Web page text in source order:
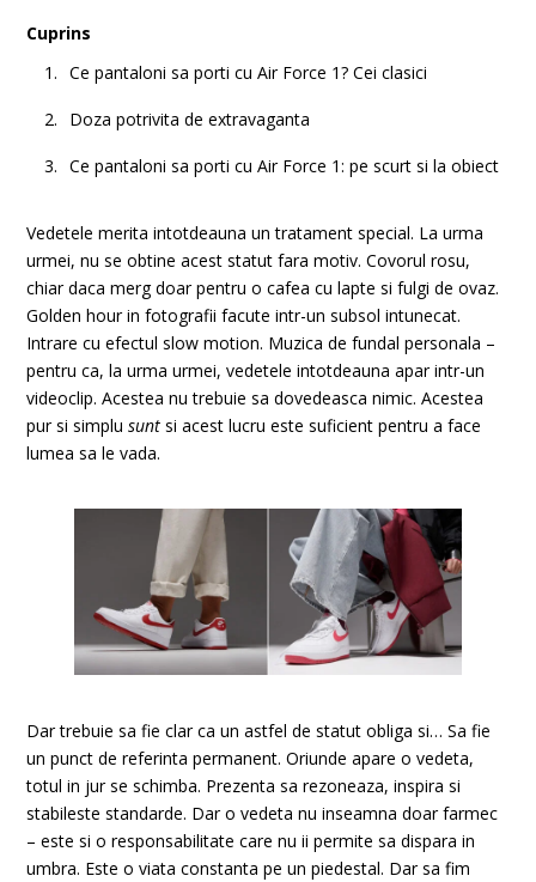
Cuprins
Ce pantaloni sa porti cu Air Force 1? Cei clasici
Doza potrivita de extravaganta
Ce pantaloni sa porti cu Air Force 1: pe scurt si la obiect
Vedetele merita intotdeauna un tratament special. La urma
urmei, nu se obtine acest statut fara motiv. Covorul rosu,
chiar daca merg doar pentru o cafea cu lapte si fulgi de ovaz.
Golden hour in fotografii facute intr-un subsol intunecat.
Intrare cu efectul slow motion. Muzica de fundal personala –
pentru ca, la urma urmei, vedetele intotdeauna apar intr-un
videoclip. Acestea nu trebuie sa dovedeasca nimic. Acestea
pur si simplu sunt si acest lucru este suficient pentru a face
lumea sa le vada.
Dar trebuie sa fie clar ca un astfel de statut obliga si… Sa fie
un punct de referinta permanent. Oriunde apare o vedeta,
totul in jur se schimba. Prezenta sa rezoneaza, inspira si
stabileste standarde. Dar o vedeta nu inseamna doar farmec
– este si o responsabilitate care nu ii permite sa dispara in
umbra. Este o viata constanta pe un piedestal. Dar sa fim